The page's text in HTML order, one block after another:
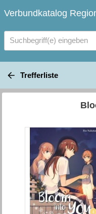
Verbundkatalog
Suchbegriff(e) eingeben
Trefferliste